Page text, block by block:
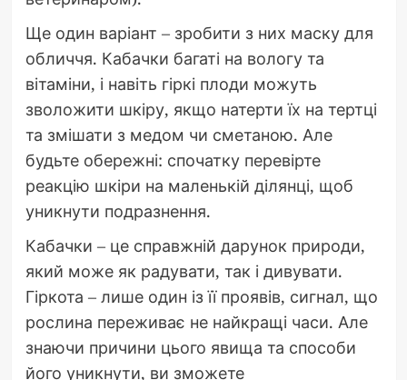
Ще один варіант – зробити з них маску для
обличчя. Кабачки багаті на вологу та
вітаміни, і навіть гіркі плоди можуть
зволожити шкіру, якщо натерти їх на тертці
та змішати з медом чи сметаною. Але
будьте обережні: спочатку перевірте
реакцію шкіри на маленькій ділянці, щоб
уникнути подразнення.
Кабачки – це справжній дарунок природи,
який може як радувати, так і дивувати.
Гіркота – лише один із її проявів, сигнал, що
рослина переживає не найкращі часи. Але
знаючи причини цього явища та способи
його уникнути, ви зможете